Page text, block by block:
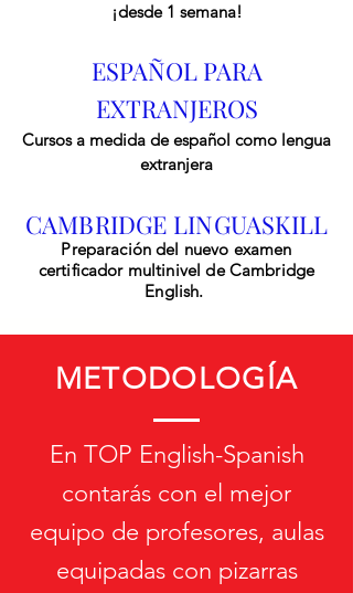
¡desde 1 semana!
ESPAÑOL PARA
EXTRANJEROS
Cursos a medida de español como lengua
extranjera
CAMBRIDGE LINGUASKILL
Preparación del nuevo examen
certificador multinivel de Cambridge
English.
METODOLOGÍA
En TOP English-Spanish
contarás con el mejor
equipo de profesores, aulas
equipadas con pizarras